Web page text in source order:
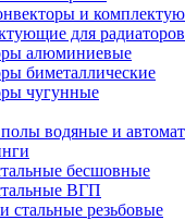
и
для
алюминиевые
биметаллические
чугунные
водяные и
бесшовные
ВГП
стальные резьбовые